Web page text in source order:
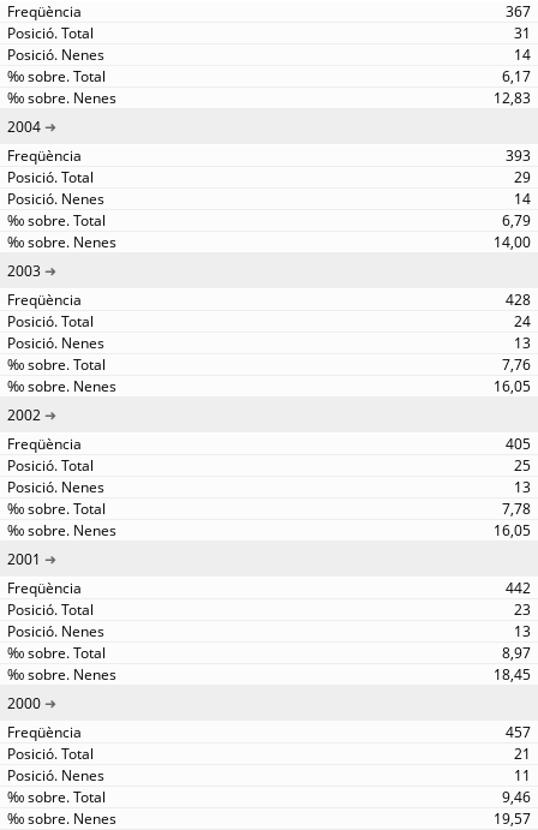
367
31
14
6,17
12,83
2004
393
29
14
6,79
14,00
2003
428
24
13
7,76
16,05
2002
405
25
13
7,78
16,05
2001
442
23
13
8,97
18,45
2000
457
21
11
9,46
19,57